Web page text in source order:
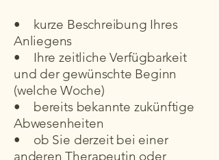
• kurze Beschreibung Ihres
Anliegens
• Ihre zeitliche Verfügbarkeit
und der gewünschte Beginn
(welche Woche)
• bereits bekannte zukünftige
Abwesenheiten
• ob Sie derzeit bei einer
anderen Therapeutin oder